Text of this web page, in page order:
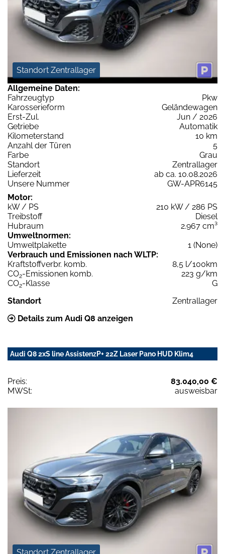
Standort Zentrallager
Allgemeine Daten:
Fahrzeugtyp
Pkw
Karosserieform
Geländewagen
Erst-Zul.
Jun / 2026
Getriebe
Automatik
Kilometerstand
10 km
Anzahl der Türen
5
Farbe
Grau
Standort
Zentrallager
Lieferzeit
ab ca. 10.08.2026
Unsere Nummer
GW-APR6145
Motor:
kW / PS
210 kW / 286 PS
Treibstoff
Diesel
Hubraum
2.967 cm³
Umweltnormen:
Umweltplakette
1 (None)
Verbrauch und Emissionen nach WLTP:
Kraftstoffverbr. komb.
8,5 l/100km
CO2-Emissionen komb.
223 g/km
CO2-Klasse
G
Standort
Zentrallager
Details zum Audi Q8 anzeigen
Audi Q8 2xS line AssistenzP+ 22Z Laser Pano HUD Klim4
Preis:
83.040,00 €
MWSt:
ausweisbar
Standort Zentrallager